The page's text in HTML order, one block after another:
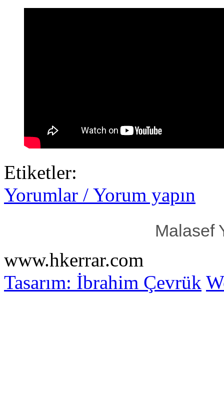
Etiketler:
Yorumlar / Yorum yapın
Malasef
www.hkerrar.com
Tasarım: İbrahim Çevrük